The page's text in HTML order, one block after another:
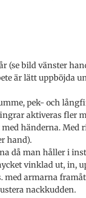
(se bild vänster
är lätt uppböjda
pek- och
aktiveras fler
händerna.
hand).
då man håller i
vinklad ut, in,
med armarna
nackkudden.